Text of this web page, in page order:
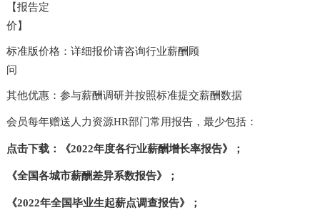
【报告定
价】
标准版价格：详细报价请咨询行业薪酬顾
问
其他优惠：参与薪酬调研并按照标准提交薪酬数据
会员每年赠送人力资源HR部门常用报告，最少包括：
点击下载： 《2022年度各行业薪酬增长率报告》 ；
《全国各城市薪酬差异系数报告》；
《2022年全国毕业生起薪点调查报告》；